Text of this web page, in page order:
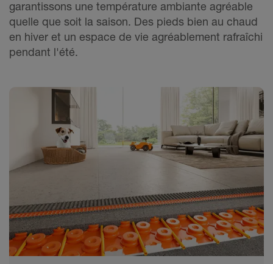
garantissons une température ambiante agréable
quelle que soit la saison. Des pieds bien au chaud
en hiver et un espace de vie agréablement rafraîchi
pendant l'été.